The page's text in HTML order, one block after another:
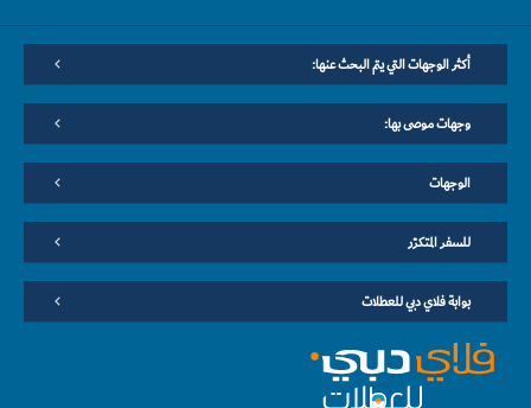
أكثر الوجهات التي يتم البحث عنها:
وجهات موصى بها:
الوجهات
للسفر المتكرّر
بوابة فلاي دبي للعطلات